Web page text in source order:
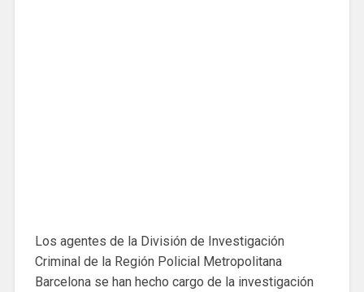
Los agentes de la División de Investigación
Criminal de la Región Policial Metropolitana
Barcelona se han hecho cargo de la investigación